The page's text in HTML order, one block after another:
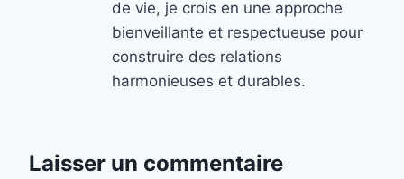
de vie, je crois en une approche
bienveillante et respectueuse pour
construire des relations
harmonieuses et durables.
Laisser un commentaire